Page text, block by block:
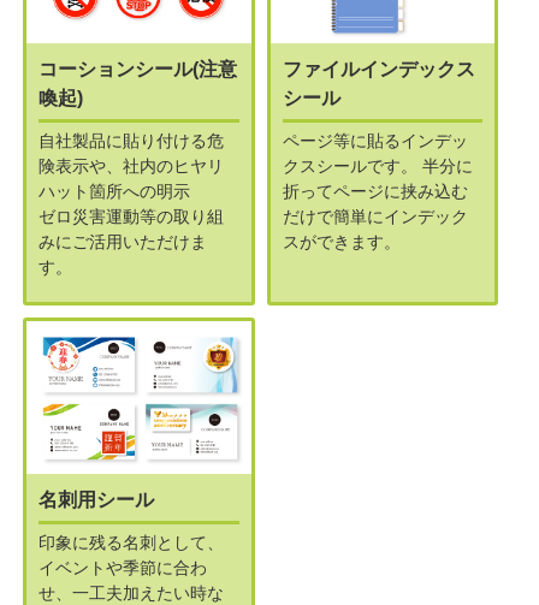
コーションシール(注意
喚起)
自社製品に貼り付ける危
険表示や、社内のヒヤリ
ハット箇所への明示
ゼロ災害運動等の取り組
みにご活用いただけま
す。
ファイルインデックス
シール
ページ等に貼るインデッ
クスシールです。
半分に
折ってページに挟み込む
だけで簡単にインデック
スができます。
名刺用シール
印象に残る名刺として、
イベントや季節に合わ
せ、一工夫加えたい時な